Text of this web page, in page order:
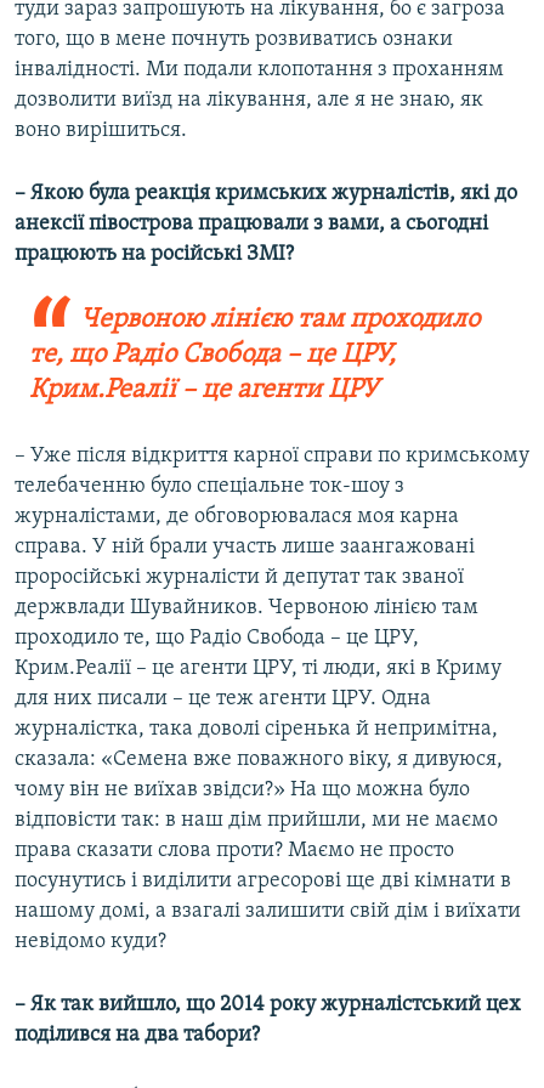
туди зараз запрошують на лікування, бо є загроза
того, що в мене почнуть розвиватись ознаки
інвалідності. Ми подали клопотання з проханням
дозволити виїзд на лікування, але я не знаю, як
воно вирішиться.
– Якою була реакція кримських журналістів, які до
анексії півострова працювали з вами, а сьогодні
працюють на російські ЗМІ?
Червоною лінією там проходило
те, що Радіо Свобода – це ЦРУ,
Крим.Реалії – це агенти ЦРУ
– Уже після відкриття карної справи по кримському
телебаченню було спеціальне ток-шоу з
журналістами, де обговорювалася моя карна
справа. У ній брали участь лише заангажовані
проросійські журналісти й депутат так званої
держвлади Шувайников. Червоною лінією там
проходило те, що Радіо Свобода – це ЦРУ,
Крим.Реалії – це агенти ЦРУ, ті люди, які в Криму
для них писали – це теж агенти ЦРУ. Одна
журналістка, така доволі сіренька й непримітна,
сказала: «Семена вже поважного віку, я дивуюся,
чому він не виїхав звідси?» На що можна було
відповісти так: в наш дім прийшли, ми не маємо
права сказати слова проти? Маємо не просто
посунутись і виділити агресорові ще дві кімнати в
нашому домі, а взагалі залишити свій дім і виїхати
невідомо куди?
– Як так вийшло, що 2014 року журналістський цех
поділився на два табори?